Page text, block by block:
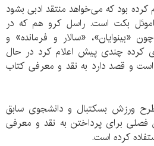
کرده بود که می‌خواهد منتقد ادبی بشود
بکت است. راسل کرو هم که در
«بینوایان»، «سالار و فرمانده» و
کرده چندی پیش اعلام کرد در حال
و قصد دارد به نقد و معرفی کتاب
ورزش بسکتبال و دانشجوی سابق
فصلی برای پرداختن به نقد و معرفی
کرده است.